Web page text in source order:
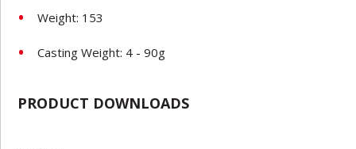
Weight: 153
Casting Weight: 4 - 90g
PRODUCT DOWNLOADS